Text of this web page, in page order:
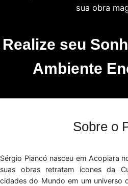
sua obra
Realize seu
Ambiente
Sobre o
Sérgio Piancó nasceu em Acopiara
suas obras retratam ícones da
cidades do Mundo em um universo